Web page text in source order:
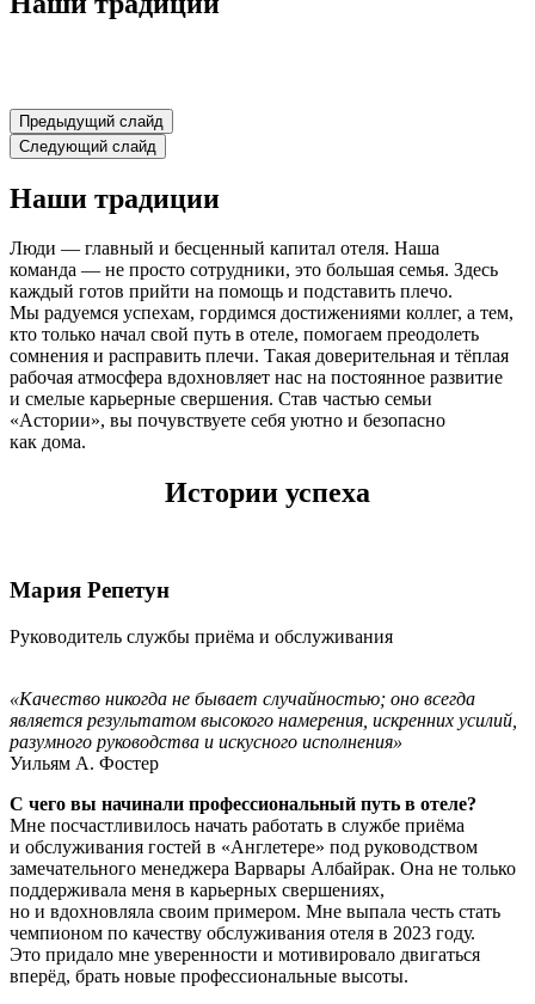
Предыдущий слайд
Следующий слайд
Наши традиции
Люди — главный и бесценный капитал отеля. Наша
команда — не просто сотрудники, это большая семья. Здесь
каждый готов прийти на помощь и подставить плечо.
Мы радуемся успехам, гордимся достижениями коллег, а тем,
кто только начал свой путь в отеле, помогаем преодолеть
сомнения и расправить плечи. Такая доверительная и тёплая
рабочая атмосфера вдохновляет нас на постоянное развитие
и смелые карьерные свершения. Став частью семьи
«Астории», вы почувствуете себя уютно и безопасно
как дома.
Истории успеха
Мария Репетун
Руководитель службы приёма и обслуживания
«Качество никогда не бывает случайностью; оно всегда
является результатом высокого намерения, искренних усилий,
разумного руководства и искусного исполнения»
Уильям А. Фостер
С чего вы начинали профессиональный путь в отеле?
Мне посчастливилось начать работать в службе приёма
и обслуживания гостей в «Англетере» под руководством
замечательного менеджера Варвары Албайрак. Она не только
поддерживала меня в карьерных свершениях,
но и вдохновляла своим примером. Мне выпала честь стать
чемпионом по качеству обслуживания отеля в 2023 году.
Это придало мне уверенности и мотивировало двигаться
вперёд, брать новые профессиональные высоты.